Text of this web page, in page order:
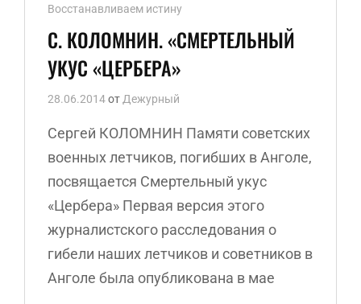
Ссылки
рубрик
Восстанавливаем истину
С. КОЛОМНИН. «СМЕРТЕЛЬНЫЙ
УКУС «ЦЕРБЕРА»
28.06.2014от Дежурный
Сергей КОЛОМНИН Памяти советских
военных летчиков, погибших в Анголе,
посвящается Смертельный укус
«Цербера» Первая версия этого
журналистского расследования о
гибели наших летчиков и советников в
Анголе была опубликована в мае